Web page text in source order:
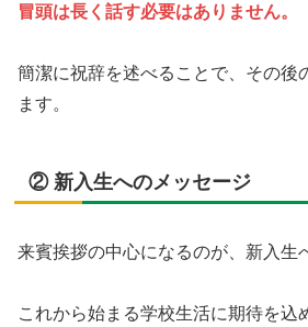
冒頭は長く話す必要はありません。
簡潔に祝辞を述べることで、その後
ます。
② 新入生へのメッセージ
来賓挨拶の中心になるのが、新入生
これから始まる学校生活に期待を込